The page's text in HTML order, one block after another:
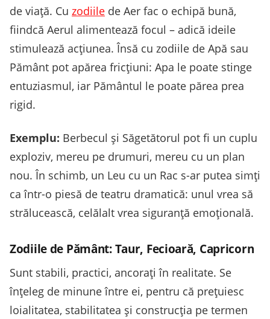
de viață. Cu zodiile de Aer fac o echipă bună,
fiindcă Aerul alimentează focul – adică ideile
stimulează acțiunea. Însă cu zodiile de Apă sau
Pământ pot apărea fricțiuni: Apa le poate stinge
entuziasmul, iar Pământul le poate părea prea
rigid.
Exemplu: Berbecul și Săgetătorul pot fi un cuplu
exploziv, mereu pe drumuri, mereu cu un plan
nou. În schimb, un Leu cu un Rac s-ar putea simți
ca într-o piesă de teatru dramatică: unul vrea să
strălucească, celălalt vrea siguranță emoțională.
Zodiile de Pământ: Taur, Fecioară, Capricorn
Sunt stabili, practici, ancorați în realitate. Se
înțeleg de minune între ei, pentru că prețuiesc
loialitatea, stabilitatea și construcția pe termen